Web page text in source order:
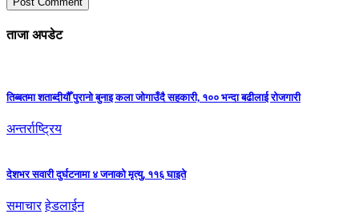
ताजा अपडेट
तिब्बतमा शताब्दीयौँ पुरानो बुनाइ कला जोगाउँदै सहकारी, १०० भन्दा बढीलाई रोजगारी
अन्तर्राष्ट्रिय
देशभर सवारी दुर्घटनामा ४ जनाको मृत्यु, ११६ घाइते
समाचार हेडलाईन